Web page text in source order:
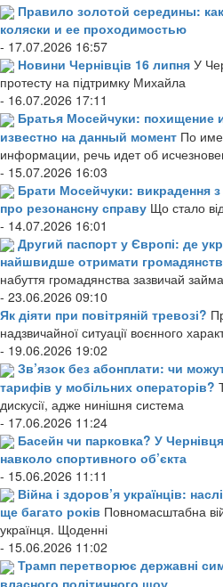
Правило золотой середины:
коляски и ее проходимостью
- 17.07.2026 16:57
Новини Чернівців 16 липня У
протесту на підтримку Михайла
- 16.07.2026 17:11
Братья Мосейчуки: похищение
известно на данный момент По
информации, речь идет об
- 15.07.2026 16:03
Брати Мосейчуки: викрадення
про резонансну справу Що стало
- 14.07.2026 16:01
Другий паспорт у Європі: де
найшвидше отримати
набуття громадянства зазвичай
- 23.06.2026 09:10
Як діяти при повітряній тревозі?
надзвичайної ситуації воєнного
- 19.06.2026 19:02
Зв’язок без абонплати: чи
тарифів у мобільних операторів?
дискусії, адже нинішня система
- 17.06.2026 11:24
Басейн чи парковка? У
навколо спортивного об’єкта
- 15.06.2026 11:11
Війна і здоров’я українців:
ще багато років Повномасштабна
українця. Щоденні
- 15.06.2026 11:02
Трамп перетворює державні
власного політичного шоу